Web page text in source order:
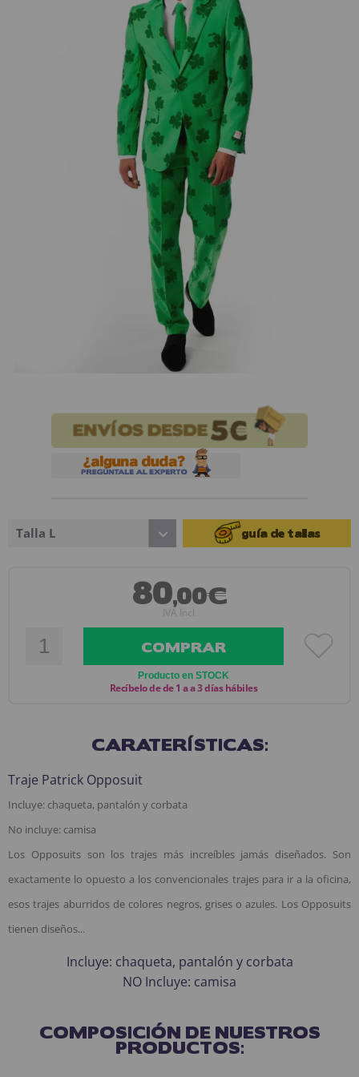
¡Adelante! Te estabamos esperando.
CREAR CUENTA
Talla L guía de tallas
80,00€
IVA Incl.
COMPRAR
Producto en STOCK
Recíbelo de de 1 a a 3 días hábiles
CARATERÍSTICAS:
Traje Patrick Opposuit
Incluye: chaqueta, pantalón y corbata
No incluye: camisa
Los Opposuits son los trajes más increíbles jamás diseñados. Son
exactamente lo opuesto a los convencionales trajes para ir a la oficina,
esos trajes aburridos de colores negros, grises o azules. Los Opposuits
tienen diseños...
Incluye: chaqueta, pantalón y corbata
NO Incluye: camisa
COMPOSICIÓN DE NUESTROS
PRODUCTOS: